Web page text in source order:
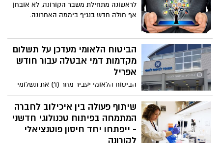
לראשונה מתחילת משבר הקורונה, לא אובחן
אף חולה חדש בנגיף ביממה האחרונה.
הביטוח הלאומי מעדכן על תשלום
מקדמות דמי אבטלה עבור חודש
אפריל
הביטוח הלאומי יעביר מחר (ו') את תשלומי
מקדמת דמי האבטלה עבור חודש אפריל.
המקדמות ינועו בין 500-8000 ש"ח
שיתוף פעולה בין איכילוב לחברה
המתמחה בפיתוח טכנולוגי חדשני
- ייפתחו יחד חיסון פוטנציאלי